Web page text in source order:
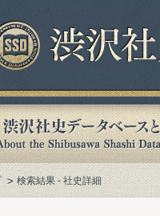
検索結果 - 社史詳細